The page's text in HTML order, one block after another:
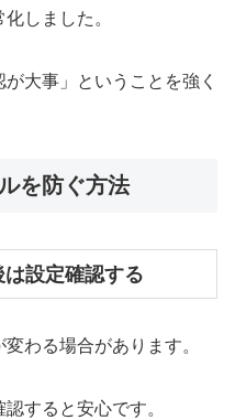
しました。
大事」ということを強く
を防ぐ方法
設定確認する
わる場合があります。
すると安心です。